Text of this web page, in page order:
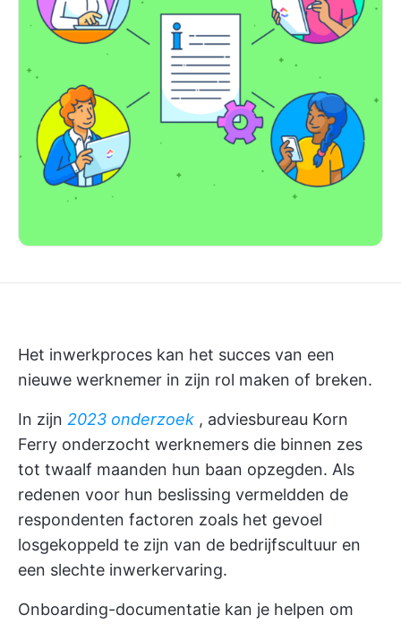
Het inwerkproces kan het succes van een
nieuwe werknemer in zijn rol maken of breken.
In zijn 2023 onderzoek , adviesbureau Korn
Ferry onderzocht werknemers die binnen zes
tot twaalf maanden hun baan opzegden. Als
redenen voor hun beslissing vermeldden de
respondenten factoren zoals het gevoel
losgekoppeld te zijn van de bedrijfscultuur en
een slechte inwerkervaring.
Onboarding-documentatie kan je helpen om